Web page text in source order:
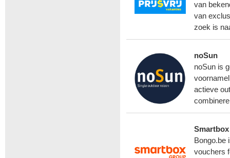
van
van
zoek is
noSun
noSun is
actieve
Bongo.be
vouchers